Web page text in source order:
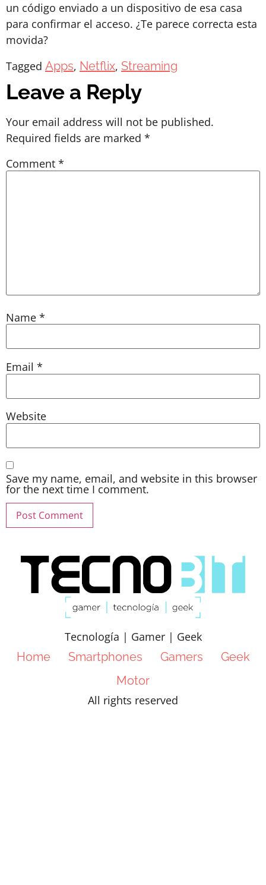
un código enviado a un dispositivo de esa casa
para confirmar el acceso. ¿Te parece correcta esta
movida?
Tagged Apps, Netflix, Streaming
Leave a Reply
Your email address will not be published.
Required fields are marked *
Comment *
Name *
Email *
Website
Save my name, email, and website in this browser
for the next time I comment.
Tecnología | Gamer | Geek
Home
Smartphones Gamers
Geek
Motor
All rights reserved